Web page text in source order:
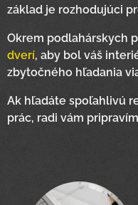
základ je rozhodujúci
Okrem podlahárskych
dverí, aby bol váš
zbytočného hľadania
Ak hľadáte spoľahlivú
prác, radi vám